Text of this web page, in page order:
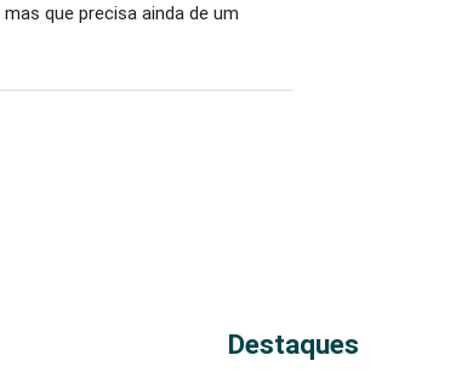
que precisa ainda de um
Destaques